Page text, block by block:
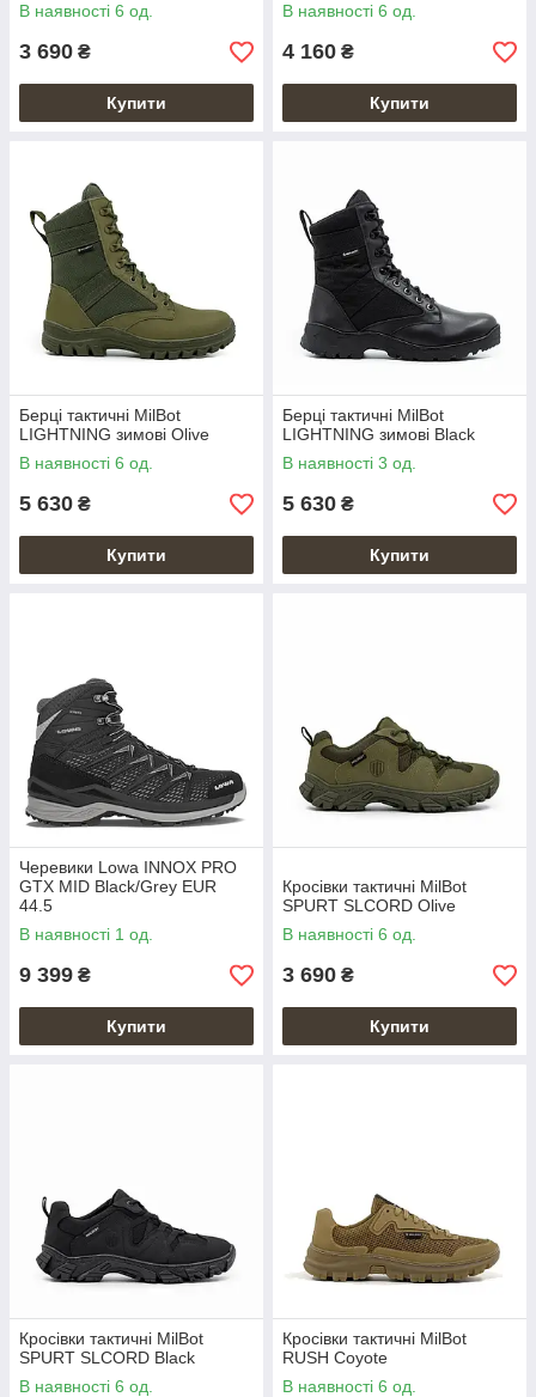
В наявності 6 од.
3 690 ₴
Купити
В наявності 6 од.
4 160 ₴
Купити
Берці тактичні MilBot
LIGHTNING зимові Olive
В наявності 6 од.
5 630 ₴
Купити
Берці тактичні MilBot
LIGHTNING зимові Black
В наявності 3 од.
5 630 ₴
Купити
Черевики Lowa INNOX PRO
GTX MID Black/Grey EUR
44.5
В наявності 1 од.
9 399 ₴
Купити
Кросівки тактичні MilBot
SPURT SLCORD Olive
В наявності 6 од.
3 690 ₴
Купити
Кросівки тактичні MilBot
SPURT SLCORD Black
В наявності 6 од.
Кросівки тактичні MilBot
RUSH Coyote
В наявності 6 од.